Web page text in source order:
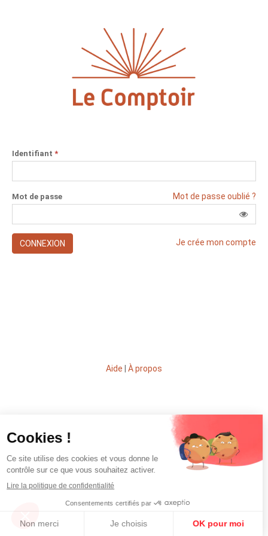
Identifiant *
Mot de passe oublié ?
Mot de passe
CONNEXION Je crée mon compte
Aide À propos